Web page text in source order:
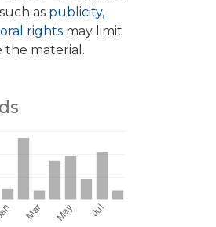
as publicity,
rights may limit
the material.